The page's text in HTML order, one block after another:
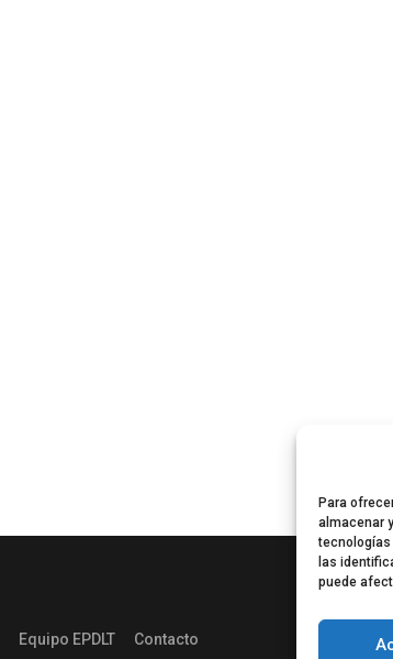
Para
almacenar
tecnologías
las
puede
Equipo EPDLT Contacto